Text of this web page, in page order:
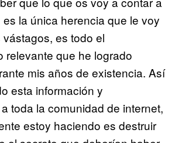
la única herencia que le voy
es todo el
relevante que he logrado
mis años de existencia. Así
esta información y
toda la comunidad de internet,
estoy haciendo es destruir